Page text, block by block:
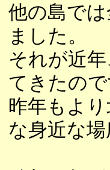
他の島で
ました。
それが近
てきたので
昨年もよ
な身近な